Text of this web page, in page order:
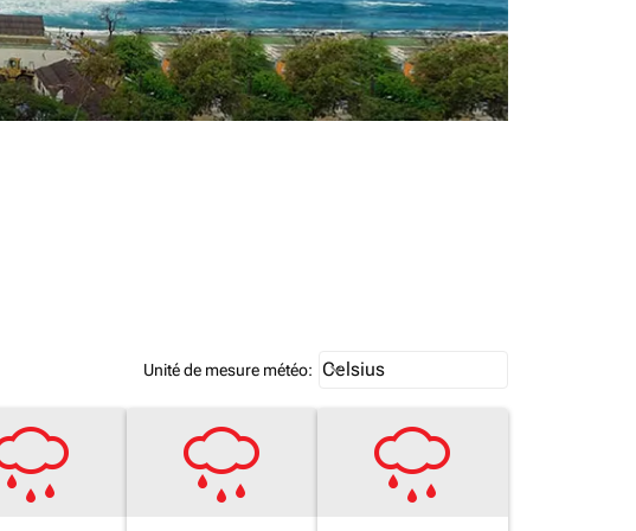
Unité de mesure météo: Weather unit option Celsius
Celsius
keyboard_arrow_down